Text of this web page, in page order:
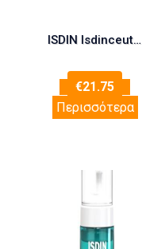
ISDIN Isdinceutics Essential Scrub Aπολέπισης για Καθαρισμό, 100g
€21.75
Περισσότερα